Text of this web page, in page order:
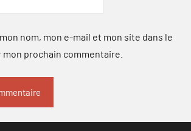
nom, mon e-mail et mon site dans le
prochain commentaire.